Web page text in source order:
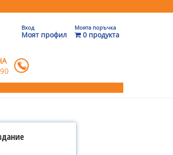
Вход
Моят профил
Моята поръчка
0 продукта